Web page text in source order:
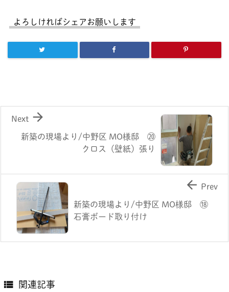
よろしければシェアお願いします
新築の現場より/中野区 MO様邸 ⑳
クロス（壁紙）張り

Next
新築の現場より/中野区 MO様邸 ⑱
石膏ボード取り付け
 Prev
 関連記事